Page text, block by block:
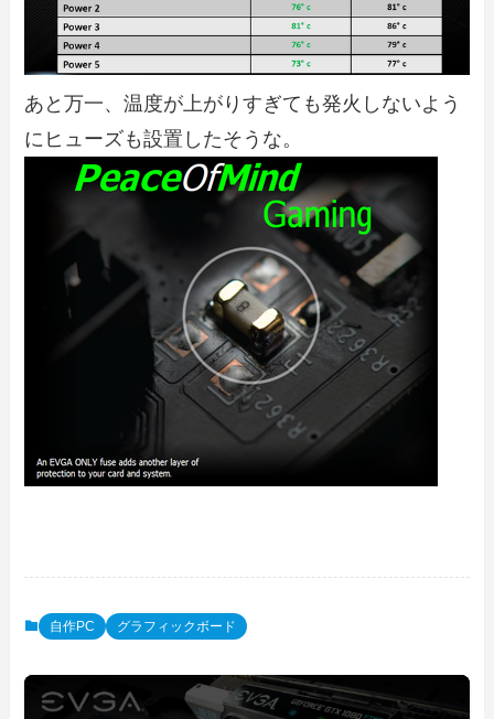
あと万一、温度が上がりすぎても発火しないよう
にヒューズも設置したそうな。
自作PC グラフィックボード